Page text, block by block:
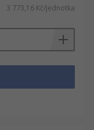
3 773,16 Kč/jednotka